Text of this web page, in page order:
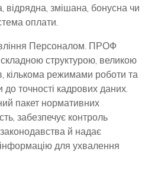
відрядна, змішана, бонусна чи
оплати.
Персоналом. ПРОФ
складною структурою, великою
кількома режимами роботи та
точності кадрових даних.
пакет нормативних
забезпечує контроль
й надає
для ухвалення